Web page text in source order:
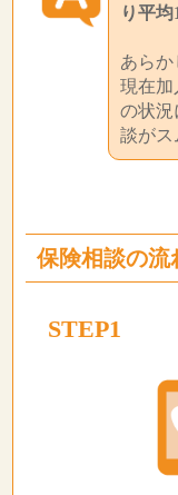
り平均
あらか
現在加
の状況
談がス
保険相談の流
STEP1